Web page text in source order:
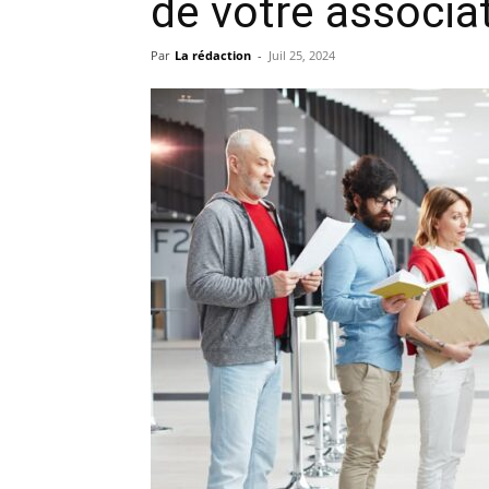
de votre
Par La rédaction - Juil 25, 2024